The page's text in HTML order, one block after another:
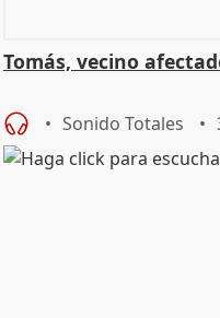
Tomás, vecino
Sonido Totales